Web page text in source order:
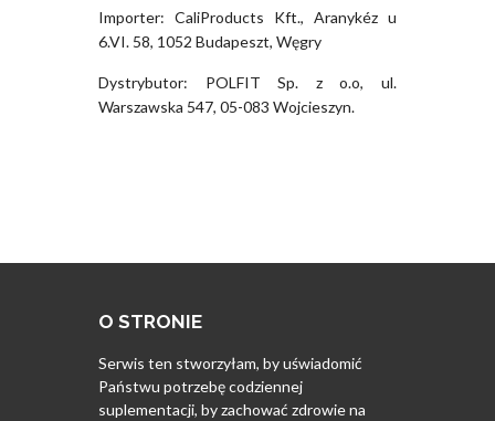
Importer: CaliProducts Kft., Aranykéz u
6.VI. 58, 1052 Budapeszt, Węgry
Dystrybutor: POLFIT Sp. z o.o, ul.
Warszawska 547, 05-083 Wojcieszyn.
O STRONIE
Serwis ten stworzyłam, by uświadomić
Państwu potrzebę codziennej
suplementacji, by zachować zdrowie na